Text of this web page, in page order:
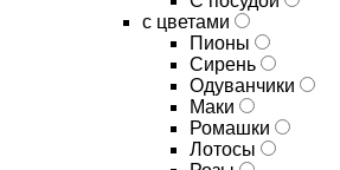
с цветами
Пионы
Сирень
Одуванчики
Маки
Ромашки
Лотосы